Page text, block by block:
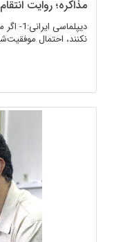
مذاکره؛ روایت
نکنند، احتمال